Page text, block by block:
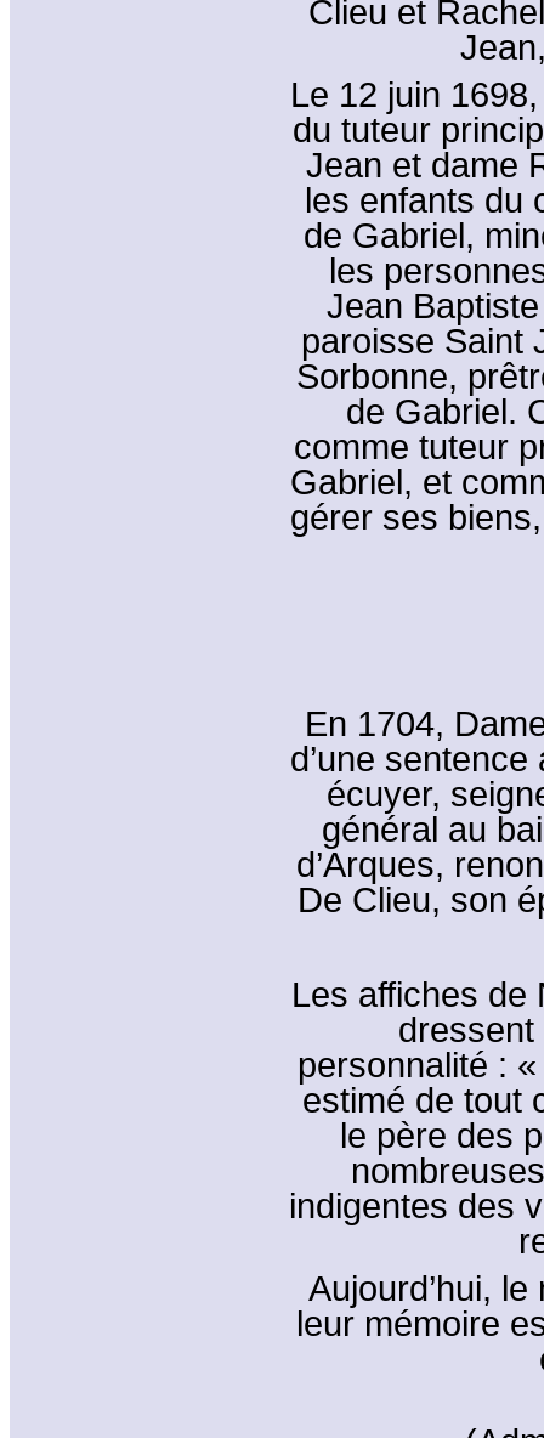
Clieu et
Le 12 juin
du tuteur
Jean et dame
les enfants du
de Gabriel,
les
Jean
paroisse Saint
Sorbonne,
de Gabriel.
comme tuteur
Gabriel, et
gérer ses
En 1704,
d’une
écuyer,
général au
d’Arques,
De Clieu, son
Les affiches de
personnalité :
estimé de tout
le père des
indigentes des
Aujourd’hui,
leur mémoire